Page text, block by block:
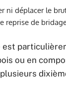
ni déplacer le
reprise de
est
ou en